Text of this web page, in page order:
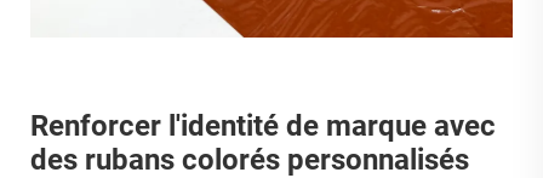
Renforcer l'identité de marque avec
des rubans colorés personnalisés